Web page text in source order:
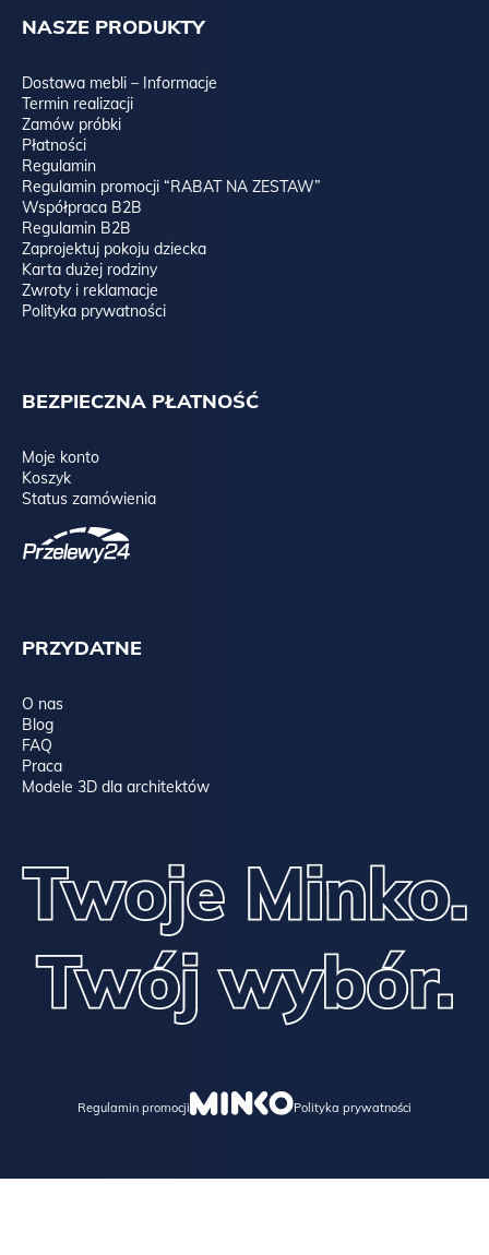
NASZE PRODUKTY
Dostawa mebli – Informacje
Termin realizacji
Zamów próbki
Płatności
Regulamin
Regulamin promocji “RABAT NA ZESTAW”
Współpraca B2B
Regulamin B2B
Zaprojektuj pokoju dziecka
Karta dużej rodziny
Zwroty i reklamacje
Polityka prywatności
BEZPIECZNA PŁATNOŚĆ
Moje konto
Koszyk
Status zamówienia
PRZYDATNE
O nas
Blog
FAQ
Praca
Modele 3D dla architektów
Regulamin promocji Polityka prywatności